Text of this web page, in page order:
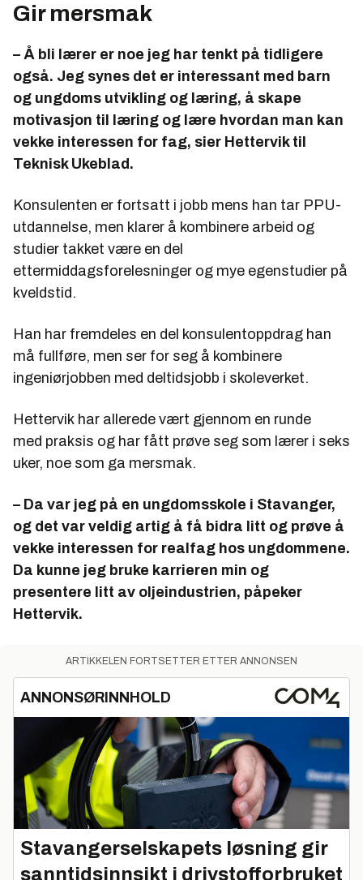
Gir mersmak
– Å bli lærer er noe jeg har tenkt på tidligere
også. Jeg synes det er interessant med barn
og ungdoms utvikling og læring, å skape
motivasjon til læring og lære hvordan man kan
vekke interessen for fag, sier Hettervik til
Teknisk Ukeblad.
Konsulenten er fortsatt i jobb mens han tar PPU-
utdannelse, men klarer å kombinere arbeid og
studier takket være en del
ettermiddagsforelesninger og mye egenstudier på
kveldstid.
Han har fremdeles en del konsulentoppdrag han
må fullføre, men ser for seg å kombinere
ingeniørjobben med deltidsjobb i skoleverket.
Hettervik har allerede vært gjennom en runde
med praksis og har fått prøve seg som lærer i seks
uker, noe som ga mersmak.
– Da var jeg på en ungdomsskole i Stavanger,
og det var veldig artig å få bidra litt og prøve å
vekke interessen for realfag hos ungdommene.
Da kunne jeg bruke karrieren min og
presentere litt av oljeindustrien, påpeker
Hettervik.
ARTIKKELEN FORTSETTER ETTER ANNONSEN
ANNONSØRINNHOLD
Stavangerselskapets løsning gir
sanntidsinnsikt i drivstofforbruket